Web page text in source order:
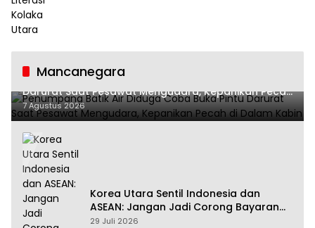
Mancanegara
Penumpang Batik Air Diduga Coba Buka Pintu
Darurat Saat Pesawat Mengudara, Kepanikan Pecah
di Dalam Kabin
7 Agustus 2026
Korea Utara Sentil Indonesia dan
ASEAN: Jangan Jadi Corong Bayaran
Amerika Serikat
29 Juli 2026